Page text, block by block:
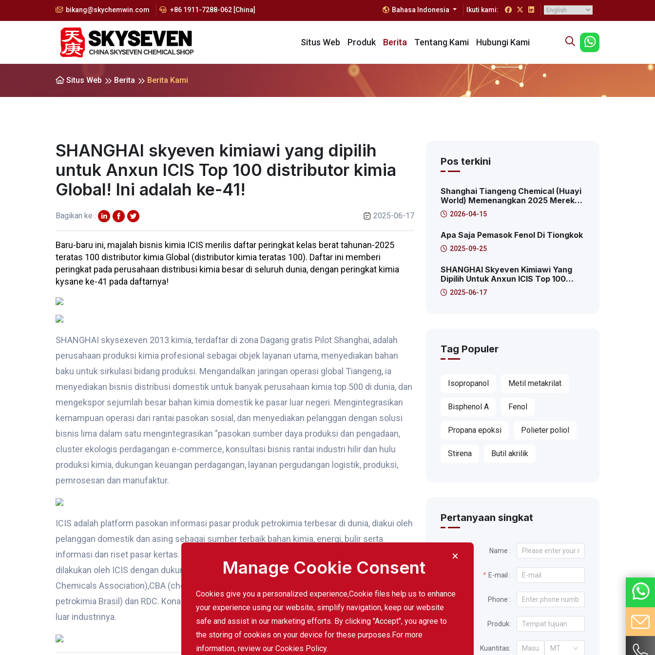
bikang@skychemwin.com +86 1911-7288-062 [China] Bahasa Indonesia Ikuti kami:
Situs Web Produk Berita Tentang Kami Hubungi Kami
Manage Cookie Consent
Cookies give you a personalized experience,Сookie files help us to enhance
your experience using our website, simplify navigation, keep our website
safe and assist in our marketing efforts. By clicking "Accept", you agree to
the storing of cookies on your device for these purposes.For more
information, review our Cookies Policy.
Situs Web Berita Berita Kami
SHANGHAI skyeven kimiawi yang dipilih
untuk Anxun ICIS Top 100 distributor kimia
Global! Ini adalah ke-41!
Bagikan ke : 2025-06-17
Baru-baru ini, majalah bisnis kimia ICIS merilis daftar peringkat kelas berat tahunan-2025
teratas 100 distributor kimia Global (distributor kimia teratas 100). Daftar ini memberi
peringkat pada perusahaan distribusi kimia besar di seluruh dunia, dengan peringkat kimia
kysane ke-41 pada daftarnya!
SHANGHAI skysexeven 2013 kimia, terdaftar di zona Dagang gratis Pilot Shanghai, adalah
perusahaan produksi kimia profesional sebagai objek layanan utama, menyediakan bahan
baku untuk sirkulasi bidang produksi. Mengandalkan jaringan operasi global Tiangeng, ia
menyediakan bisnis distribusi domestik untuk banyak perusahaan kimia top 500 di dunia, dan
mengekspor sejumlah besar bahan kimia domestik ke pasar luar negeri. Mengintegrasikan
kemampuan operasi dari rantai pasokan sosial, dan menyediakan pelanggan dengan solusi
bisnis lima dalam satu mengintegrasikan "pasokan sumber daya produksi dan pengadaan,
cluster ekologis perdagangan e-commerce, konsultasi bisnis rantai industri hilir dan hulu
produksi kimia, dukungan keuangan perdagangan, layanan pergudangan logistik, produksi,
pemrosesan dan manufaktur.
ICIS adalah platform pasokan informasi pasar produk petrokimia terbesar di dunia, diakui oleh
pelanggan domestik dan asing sebagai sumber terbaik bahan kimia, energi, bulir serta
informasi dan riset pasar kertas. Daftar ini adalah peringkat global dari distributor kimia yang
dilakukan oleh ICIS dengan dukungan dari FECC (Asosiasi kimia Eropa),NACD (National
Chemicals Association),CBA (chemical Business), ooquim (Asosiasi distributor kimia dan
petrokimia Brasil) dan RDC. Konalitas dan prosesnya sangat diakui baik di dalam maupun di
luar industrinya.
Pos terkini
Shanghai Tiangeng Chemical (Huayi
World) Memenangkan 2025 Merek
Transformasi Inovasi Digital Puncak:
2025 Pudong Area Baru Kasus
Internet Produktif
2026-04-15
Apa Saja Pemasok Fenol Di Tiongkok
2025-09-25
SHANGHAI Skyeven Kimiawi Yang
Dipilih Untuk Anxun ICIS Top 100
Distributor Kimia Global! Ini Adalah
Ke-41!
2025-06-17
Tag Populer
Isopropanol Metil metakrilat
Bisphenol A Fenol
Propana epoksi Polieter poliol
Stirena Butil akrilik
Pertanyaan singkat
Name :
E-mail :
Phone :
Produk:
Kuantitas: MT